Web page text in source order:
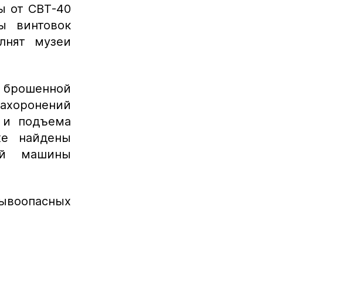
от СВТ-40
винтовок
музеи
и подъема
найдены
машины